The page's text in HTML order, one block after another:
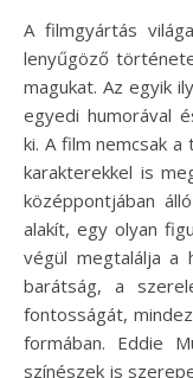
A filmgyártás világa tele van izgalmas karakterekkel és
lenyűgöző
magukat. Az egyik
egyedi humorával
ki. A film nemcsak
karakterekkel is
középpontjában
alakít, egy olyan
végül megtalálja a
barátság, a
fontosságát,
formában. Eddie
színészek is